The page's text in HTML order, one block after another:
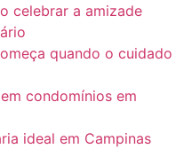
celebrar a amizade
quando o cuidado
condomínios em
ideal em Campinas